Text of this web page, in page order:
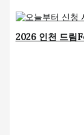
2026 인천 드림